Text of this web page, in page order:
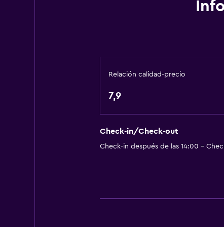
Para no fumadores
Almohada sin plumas
Aire libre
Relación calidad-precio
7,9
Check-in/Check-out
Check-in después de las 14:00 -